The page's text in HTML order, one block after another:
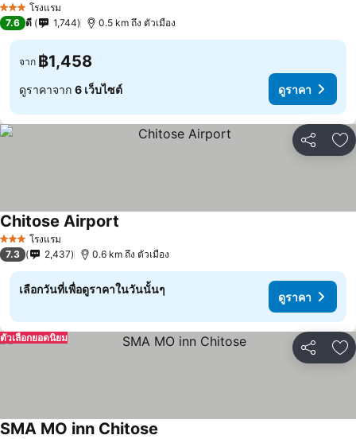
3 ดาว โรงแรม
7.6 ดี 1,744 0.5 km ถึง ตัวเมือง
จาก ฿1,458
ดูราคาจาก 6 เว็บไซต์ ดูราคา
แชร์ เ
3 ดาว โรงแรม
Chitose Airport
7.3 2,437 0.6 km ถึง ตัวเมือง
เลือกวันที่เพื่อดูราคาในวันนั้นๆ
ดูราคา
แชร์ เ
ตัวเลือกยอดนิยม
SMA MO inn Chitose